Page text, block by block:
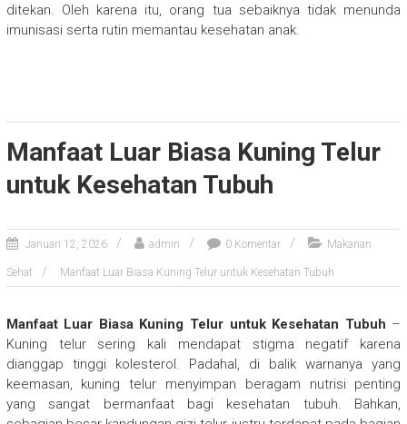
ditekan. Oleh karena itu, orang tua sebaiknya tidak menunda
imunisasi serta rutin memantau kesehatan anak.
Manfaat Luar Biasa Kuning Telur
untuk Kesehatan Tubuh
Januari 12, 2026 admin 0 Komentar Makanan
Sehat Manfaat Luar Biasa Kuning Telur untuk Kesehatan Tubuh
Manfaat Luar Biasa Kuning Telur untuk Kesehatan Tubuh –
Kuning telur sering kali mendapat stigma negatif karena
dianggap tinggi kolesterol. Padahal, di balik warnanya yang
keemasan, kuning telur menyimpan beragam nutrisi penting
yang sangat bermanfaat bagi kesehatan tubuh. Bahkan,